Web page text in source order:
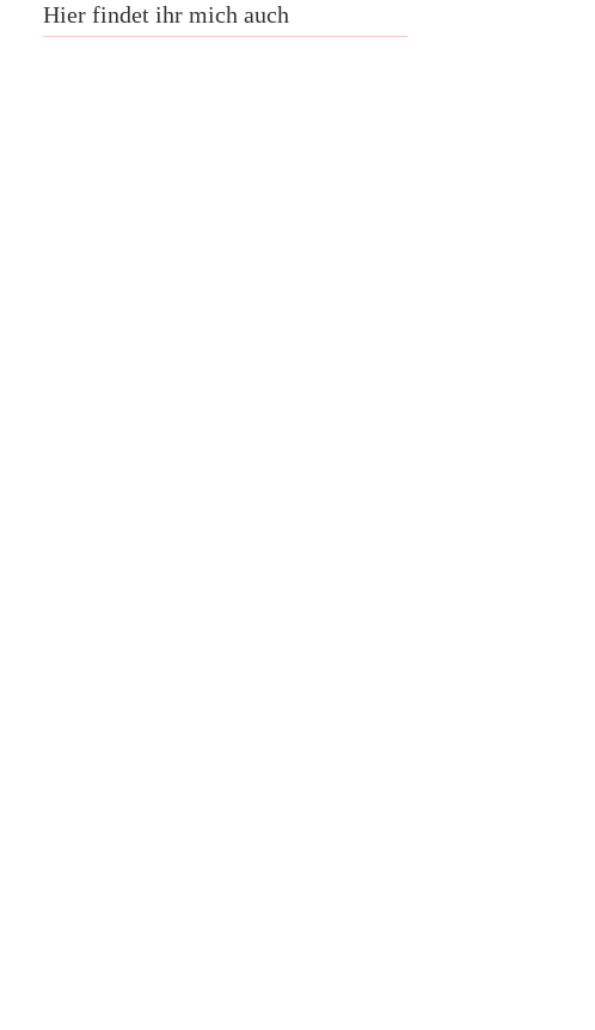
Hier findet ihr mich auch